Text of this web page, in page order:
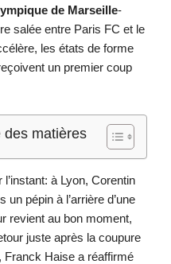
de Marseille-
salée entre Paris FC et le
les états de forme
un premier coup
des matières
à Lyon, Corentin
pépin à l’arrière d’une
revient au bon moment,
juste après la coupure
Franck Haise a réaffirmé